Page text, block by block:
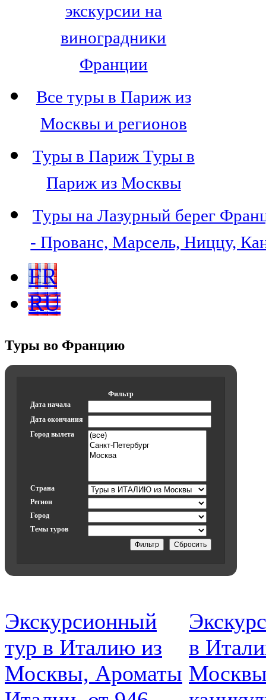
экскурсии на
виноградники
Франции
Все туры в Париж из
Москвы и регионов
Туры в Париж Туры в
Париж из Москвы
Туры на Лазурный берег
- Прованс, Марсель, Ниццу,
FR
RU
Туры во Францию
Фильтр
Дата начала
Дата окончания
Город вылета
Страна
Регион
Город
Темы туров
Экскурсионный
тур в Италию из
Москвы, Ароматы
в